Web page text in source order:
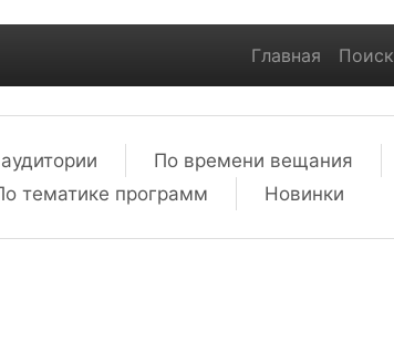
Главная Поиск
По времени вещания
тематике программ
Новинки